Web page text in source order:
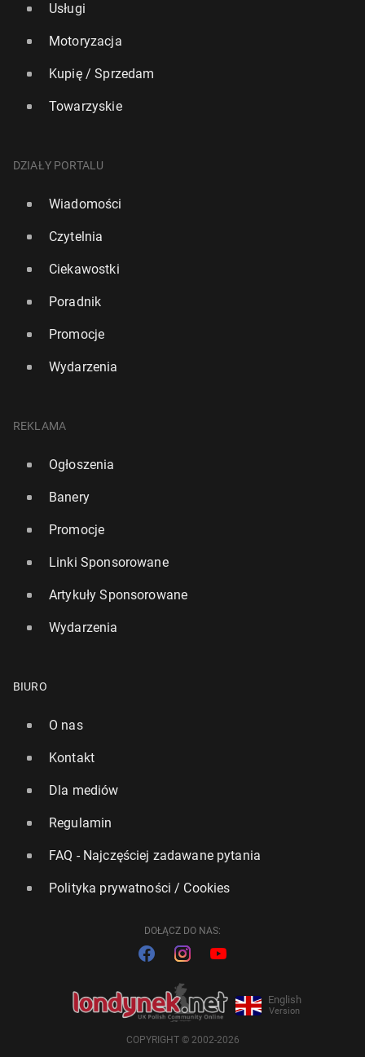
Usługi
Motoryzacja
Kupię / Sprzedam
Towarzyskie
DZIAŁY PORTALU
Wiadomości
Czytelnia
Ciekawostki
Poradnik
Promocje
Wydarzenia
REKLAMA
Ogłoszenia
Banery
Promocje
Linki Sponsorowane
Artykuły Sponsorowane
Wydarzenia
BIURO
O nas
Kontakt
Dla mediów
Regulamin
FAQ - Najczęściej zadawane pytania
Polityka prywatności / Cookies
DOŁĄCZ DO NAS:
English
Version
COPYRIGHT © 2002-2026